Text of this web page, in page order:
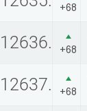
+68
12636. +68
12637. +68